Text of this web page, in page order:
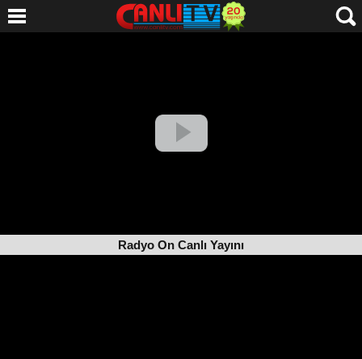
Radyo On Canlı Yayını